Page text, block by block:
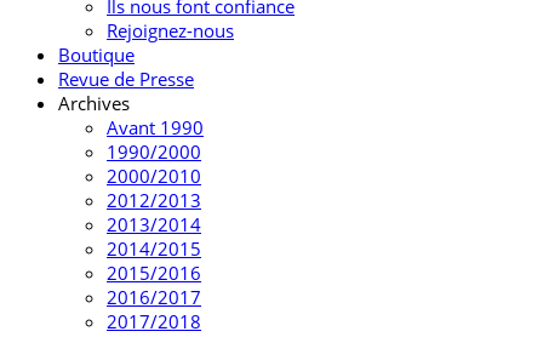
Ils nous font confiance
Rejoignez-nous
Boutique
Revue de Presse
Archives
Avant 1990
1990/2000
2000/2010
2012/2013
2013/2014
2014/2015
2015/2016
2016/2017
2017/2018